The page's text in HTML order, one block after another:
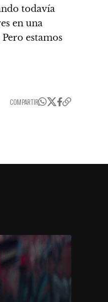
todavía
en una
estamos
COMPARTIR